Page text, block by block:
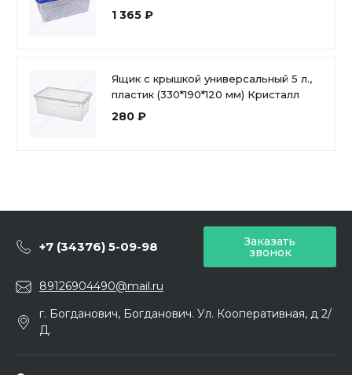
1 365 ₽
Ящик с крышкой универсальный 5 л.,
пластик (330*190*120 мм) Кристалл
280 ₽
+7 (34376) 5-09-98 Заказать
звонок
89126904490@mail.ru
г. Богданович, Богданович. Ул. Кооперативная, д 2/
Д.